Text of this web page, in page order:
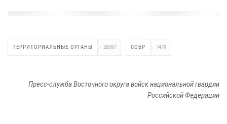
ТЕРРИТОРИАЛЬНЫЕ ОРГАНЫ 28597 СОБР 7479
Пресс-служба Восточного округа войск национальной гвардии
Российской Федерации